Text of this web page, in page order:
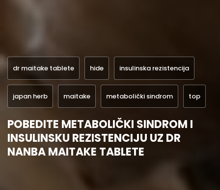
dr maitake tablete hide insulinska rezistencija
japan herb maitake metabolički sindrom top
POBEDITE METABOLIČKI SINDROM I
INSULINSKU REZISTENCIJU UZ DR
NANBA MAITAKE TABLETE